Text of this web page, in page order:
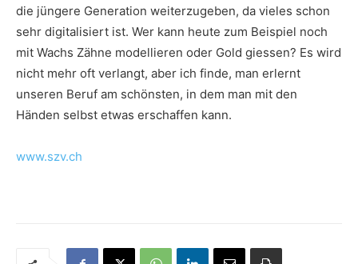
die jüngere Generation weiterzugeben, da vieles schon
sehr digitalisiert ist. Wer kann heute zum Beispiel noch
mit Wachs Zähne modellieren oder Gold giessen? Es wird
nicht mehr oft verlangt, aber ich finde, man erlernt
unseren Beruf am schönsten, in dem man mit den
Händen selbst etwas erschaffen kann.
www.szv.ch